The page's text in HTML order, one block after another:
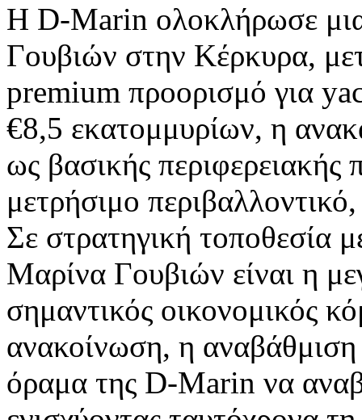
Η D-Marin ολοκλήρωσε
Γουβιών στην Κέρκυρα,
premium προορισμό για
€8,5 εκατομμυρίων, η
ως βασικής
μετρήσιμο
Σε στρατηγική τοποθεσία
Μαρίνα Γουβιών είναι η
σημαντικός οικονομικός
ανακοίνωση, η αναβάθμιση
όραμα της D-Marin να